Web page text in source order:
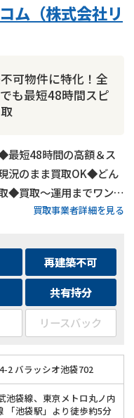
ム（株式会社リ
可物件に特化！全
も最短48時間スピ
短48時間の高額＆ス
況のまま買取OK◆どん
◆買取〜運用までワンス
ムから24時間受付
買取事業者詳細を見る
再建築不可
共有持分
リースバック
2 バラッシオ池袋702
池袋線、東京メトロ丸ノ内
「池袋駅」より徒歩約5分